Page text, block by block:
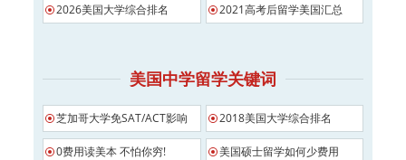
2026美国大学综合排名 2021高考后留学美国汇总
美国中学留学关键词
芝加哥大学免SAT/ACT影响 2018美国大学综合排名
0费用读美本 不怕你穷! 美国硕士留学如何少费用